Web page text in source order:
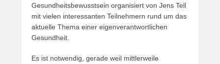
Gesundheitsbewusstsein organisiert von Jens Tell
mit vielen interessanten Teilnehmern rund um das
aktuelle Thema einer eigenverantwortlichen
Gesundheit.
Es ist notwendig, gerade weil mittlerweile